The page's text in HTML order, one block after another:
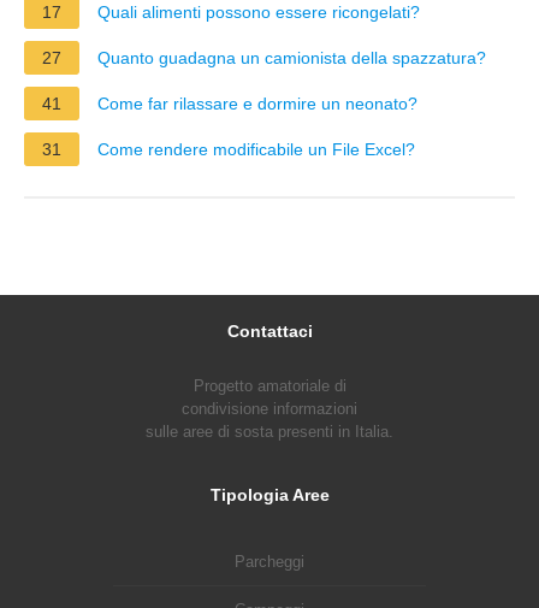
17
Quali alimenti possono essere ricongelati?
27 Quanto guadagna un camionista della spazzatura?
41 Come far rilassare e dormire un neonato?
31 Come rendere modificabile un File Excel?
Contattaci
Progetto amatoriale di
condivisione informazioni
sulle aree di sosta presenti in Italia.
Tipologia Aree
Parcheggi